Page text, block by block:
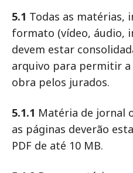
5.1 Todas as matérias,
formato (vídeo, áudio,
devem estar
arquivo para permitir a
obra pelos jurados.
5.1.1 Matéria de jornal
as páginas deverão
PDF de até 10 MB.